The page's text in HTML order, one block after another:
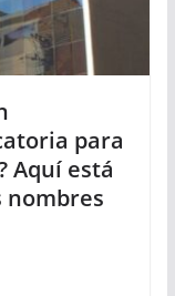
para
Aquí está
nombres